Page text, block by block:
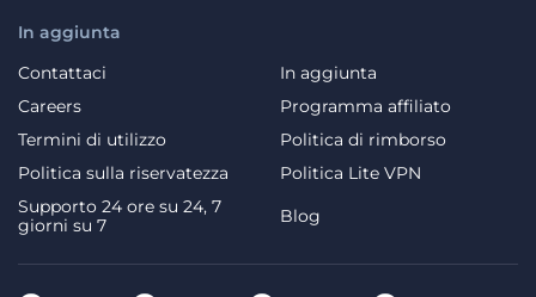
In aggiunta
Contattaci
In aggiunta
Careers
Programma affiliato
Termini di utilizzo
Politica di rimborso
Politica sulla riservatezza
Politica Lite VPN
Supporto 24 ore su 24, 7
giorni su 7
Blog